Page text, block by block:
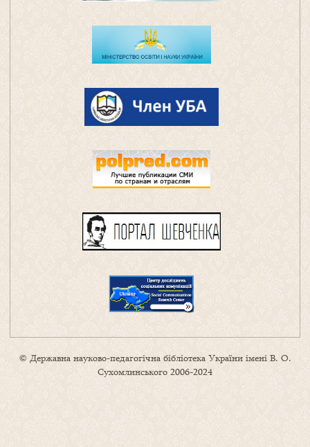
© Державна науково-педагогічна бібліотека України імені В. О.
Сухомлинського 2006-2024